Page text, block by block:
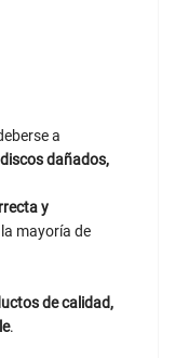
a
dañados,
y
mayoría de
de calidad,
.